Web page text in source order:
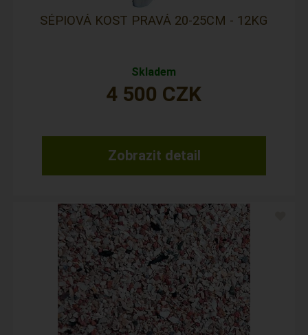
SÉPIOVÁ KOST PRAVÁ 20-25CM - 12KG
Skladem
Zobrazit detail
4 500 CZK